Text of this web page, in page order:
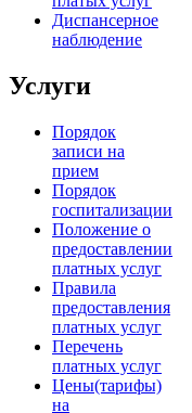
Диспансерное
наблюдение
Услуги
Порядок
записи на
прием
Порядок
госпитализации
Положение о
предоставлении
платных услуг
Правила
предоставления
платных услуг
Перечень
платных услуг
Цены(тарифы)
на